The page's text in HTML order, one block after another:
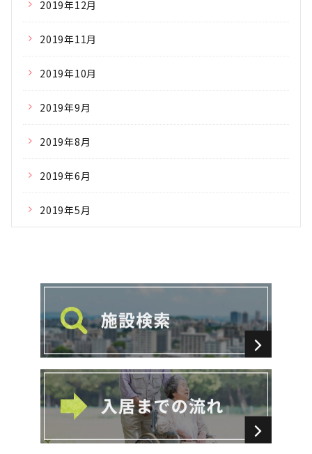
2019年12月
2019年11月
2019年10月
2019年9月
2019年8月
2019年6月
2019年5月